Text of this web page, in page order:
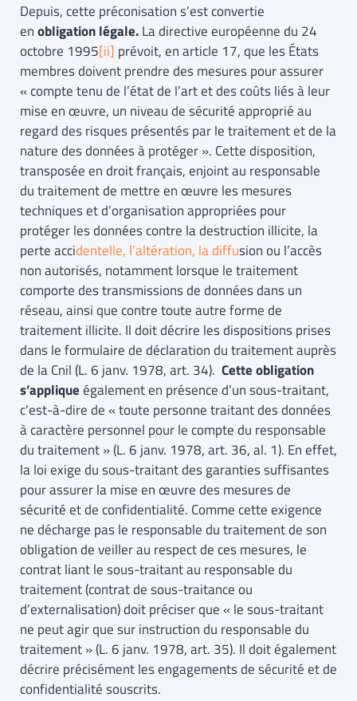
Depuis, cette préconisation s’est convertie
enobligation légale.La directive européenne du 24
octobre 1995[ii] prévoit, en article 17, que les États
membres doivent prendre des mesures pour assurer
« compte tenu de l’état de l’art et des coûts liés à leur
mise en œuvre, un niveau de sécurité approprié au
regard des risques présentés par le traitement et de la
nature des données à protéger ». Cette disposition,
transposée en droit français, enjoint au responsable
du traitement de mettre en œuvre les mesures
techniques et d’organisation appropriées pour
protéger les données contre la destruction illicite, la
perte accidentelle, l’altération, la diffusion ou l’accès
non autorisés, notamment lorsque le traitement
comporte des transmissions de données dans un
réseau, ainsi que contre toute autre forme de
traitement illicite. Il doit décrire les dispositions prises
dans le formulaire de déclaration du traitement auprès
de la Cnil (L. 6 janv. 1978, art. 34). Cette obligation
s’appliqueégalement en présence d’un sous-traitant,
c’est-à-dire de « toute personne traitant des données
à caractère personnel pour le compte du responsable
du traitement » (L. 6 janv. 1978, art. 36, al. 1). En effet,
la loi exige du sous-traitant des garanties suffisantes
pour assurer la mise en œuvre des mesures de
sécurité et de confidentialité. Comme cette exigence
ne décharge pas le responsable du traitement de son
obligation de veiller au respect de ces mesures, le
contrat liant le sous-traitant au responsable du
traitement (contrat de sous-traitance ou
d’externalisation) doit préciser que « le sous-traitant
ne peut agir que sur instruction du responsable du
traitement » (L. 6 janv. 1978, art. 35). Il doit également
décrire précisément les engagements de sécurité et de
confidentialité souscrits.